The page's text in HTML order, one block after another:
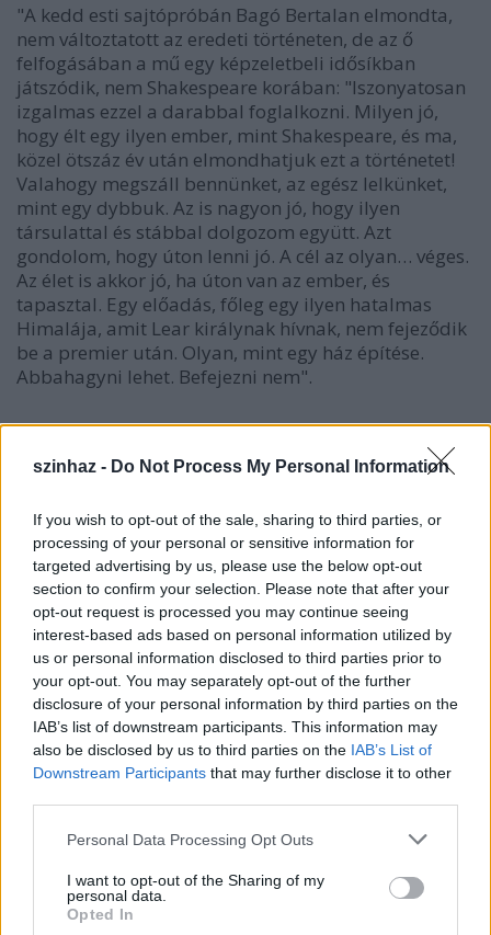
szinhaz - Do Not Process My Personal Information
If you wish to opt-out of the sale, sharing to third parties, or
processing of your personal or sensitive information for
targeted advertising by us, please use the below opt-out
section to confirm your selection. Please note that after your
opt-out request is processed you may continue seeing
interest-based ads based on personal information utilized by
us or personal information disclosed to third parties prior to
your opt-out. You may separately opt-out of the further
disclosure of your personal information by third parties on the
IAB’s list of downstream participants. This information may
also be disclosed by us to third parties on the IAB’s List of
Downstream Participants that may further disclose it to other
Please note that this website/app uses one or more Google
not limited to your visit or usage behaviour. You may click to
grant or deny consent to Google and its third-party tags to
use your data for below specified purposes in below Google
Personal Data Processing Opt Outs
I want to opt-out of the Sharing of my
personal data.
Opted In
"A kedd esti sajtópróbán Bagó Bertalan elmondta,
nem változtatott az eredeti történeten, de az ő
felfogásában a mű egy képzeletbeli idősíkban
játszódik, nem Shakespeare korában: "Iszonyatosan
izgalmas ezzel a darabbal foglalkozni. Milyen jó,
hogy élt egy ilyen ember, mint Shakespeare, és ma,
közel ötszáz év után elmondhatjuk ezt a történetet!
Valahogy megszáll bennünket, az egész lelkünket,
mint egy dybbuk. Az is nagyon jó, hogy ilyen
társulattal és stábbal dolgozom együtt. Azt
gondolom, hogy úton lenni jó. A cél az olyan… véges.
Az élet is akkor jó, ha úton van az ember, és
tapasztal. Egy előadás, főleg egy ilyen hatalmas
Himalája, amit Lear királynak hívnak, nem fejeződik
be a premier után. Olyan, mint egy ház építése.
Abbahagyni lehet. Befejezni nem".
"A túlélhetem-e önmagam? kérdés miatt érdekes
mondani az uralkodásról. Sőt, nem csak lemondani,
hanem három felé is kell osztani. Lear beleesik egy